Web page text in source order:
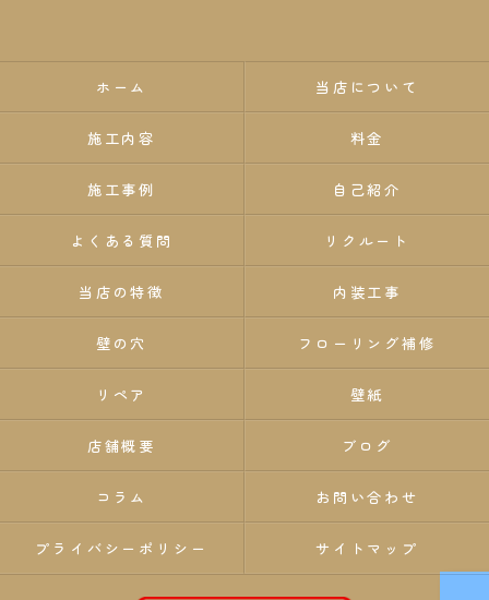
ホーム 当店について
施工内容 料金
施工事例 自己紹介
よくある質問 リクルート
当店の特徴 内装工事
壁の穴 フローリング補修
リペア 壁紙
店舗概要 ブログ
コラム お問い合わせ
プライバシーポリシー サイトマップ